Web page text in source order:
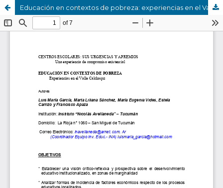
Educación en contextos de pobreza: experiencias en el Valle Calchaquí